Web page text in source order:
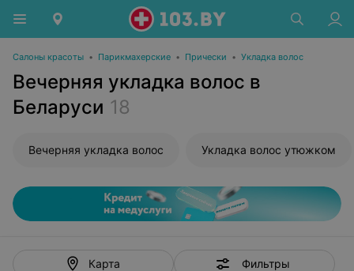
Салоны красоты • Парикмахерские • Прически • Укладка волос
Вечерняя укладка волос в
Беларуси 18
Вечерняя укладка волос Укладка волос утюжком
Карта Фильтры